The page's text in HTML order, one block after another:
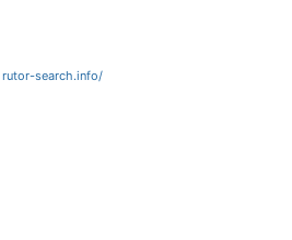
rutor-search.info/